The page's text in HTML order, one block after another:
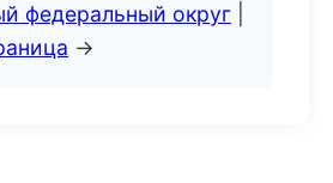
федеральный округ
→